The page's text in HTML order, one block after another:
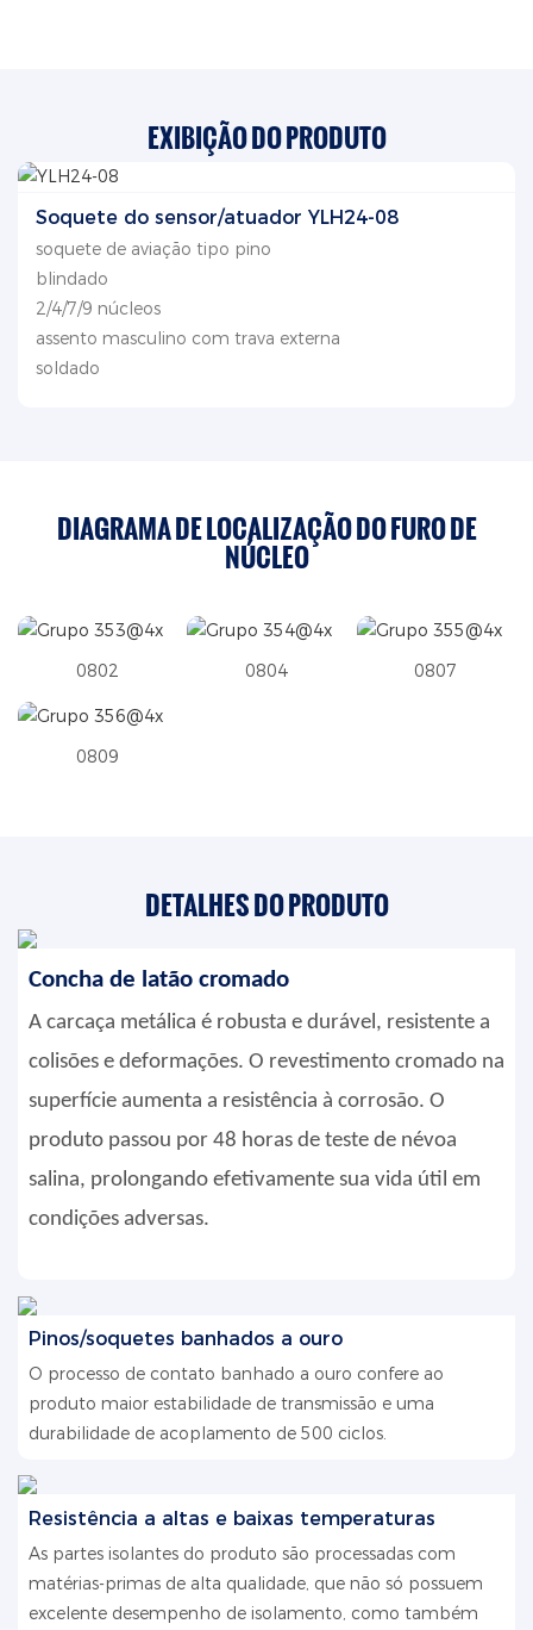
EXIBIÇÃO DO PRODUTO
Soquete do sensor/atuador YLH24-08
soquete de aviação tipo pino
blindado
2/4/7/9 núcleos
assento masculino com trava externa
soldado
DIAGRAMA DE LOCALIZAÇÃO DO FURO DE
NÚCLEO
0802 0804 0807
0809
DETALHES DO PRODUTO
Concha de latão cromado
A carcaça metálica é robusta e durável, resistente a
colisões e deformações. O revestimento cromado na
superfície aumenta a resistência à corrosão. O
produto passou por 48 horas de teste de névoa
salina, prolongando efetivamente sua vida útil em
condições adversas.
Pinos/soquetes banhados a ouro
O processo de contato banhado a ouro confere ao
produto maior estabilidade de transmissão e uma
durabilidade de acoplamento de 500 ciclos.
Resistência a altas e baixas temperaturas
As partes isolantes do produto são processadas com
matérias-primas de alta qualidade, que não só possuem
excelente desempenho de isolamento, como também